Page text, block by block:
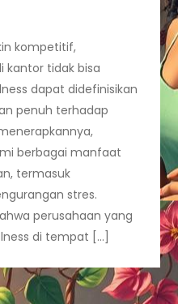
kompetitif,
kantor tidak bisa
dapat didefinisikan
penuh terhadap
berbagai manfaat
termasuk
stres.
perusahaan yang
di tempat […]